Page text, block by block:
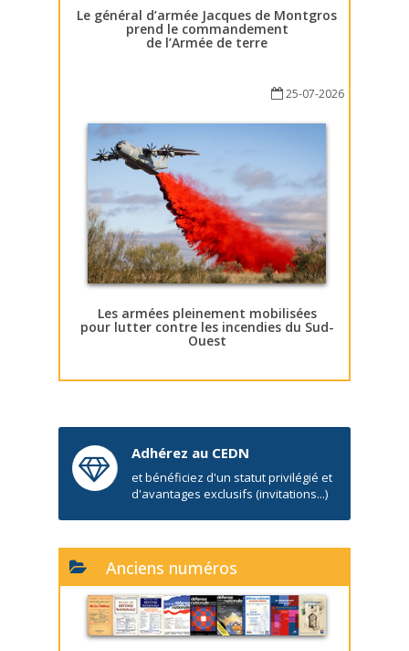
Le général d’armée Jacques de Montgros
prend le commandement
de l’Armée de terre
25-07-2026
Les armées pleinement mobilisées
pour lutter contre les incendies du Sud-
Ouest
Adhérez au CEDN
et bénéficiez d'un statut privilégié et
d'avantages exclusifs (invitations...)
Anciens numéros